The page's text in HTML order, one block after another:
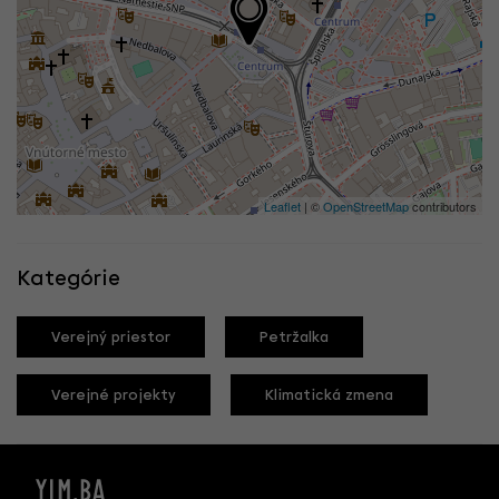
Leaflet | ©OpenStreetMapcontributors
Kategórie
Verejný priestor Petržalka
Verejné projekty Klimatická zmena